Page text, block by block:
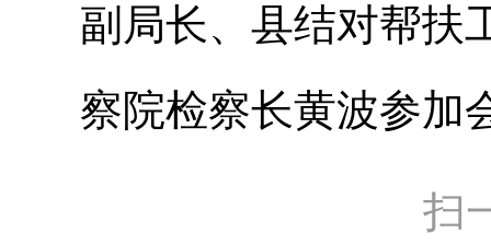
副局长、县结对帮扶
察院检察长黄波参加
扫